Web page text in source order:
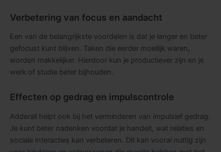
Verbetering van focus en aandacht
Een van de belangrijkste voordelen is dat je langer en beter
gefocust kunt blijven. Taken die eerder moeilijk waren,
worden makkelijker. Hierdoor kun je productiever zijn en je
werk of studie beter bijhouden.
Effecten op gedrag en impulscontrole
Adderall helpt ook bij het verminderen van impulsief gedrag.
Je kunt beter nadenken voordat je handelt, wat relaties en
sociale interacties kan verbeteren. Dit kan vooral nuttig zijn